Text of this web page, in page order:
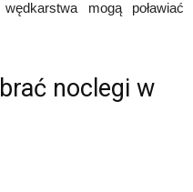
mogą poławiać
noclegi w